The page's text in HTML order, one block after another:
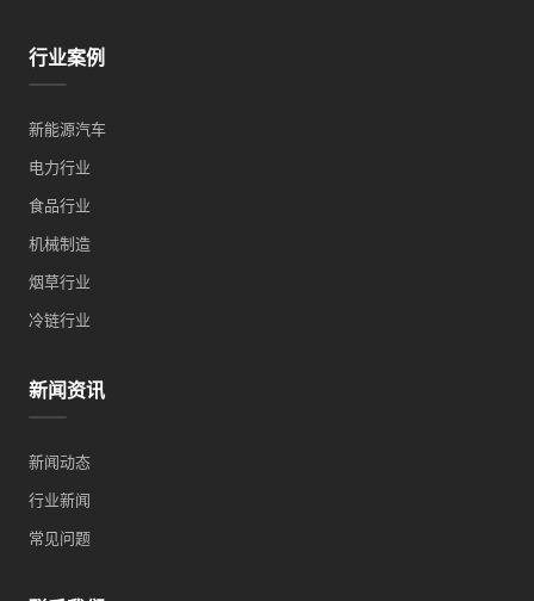
行业案例
新能源汽车
电力行业
食品行业
机械制造
烟草行业
冷链行业
新闻资讯
新闻动态
行业新闻
常见问题